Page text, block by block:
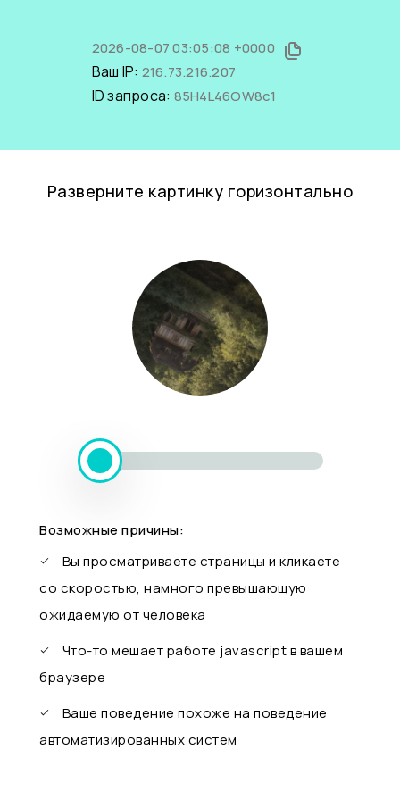
2026-08-07 03:05:08 +0000
Ваш IP: 216.73.216.207
ID запроса: 85H4L46OW8c1
Разверните картинку горизонтально
Возможные причины:
Вы просматриваете страницы и кликаете
со скоростью, намного превышающую
ожидаемую от человека
Что-то мешает работе javascript в вашем
браузере
Ваше поведение похоже на поведение
автоматизированных систем